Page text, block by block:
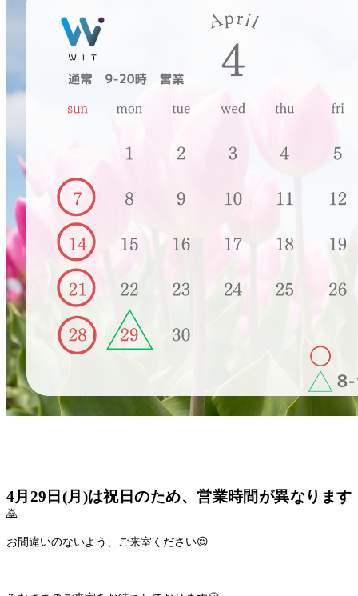
4月29日(月)は祝日のため、営業時間が異なります
🙇
お間違いのないよう、ご来室ください😌